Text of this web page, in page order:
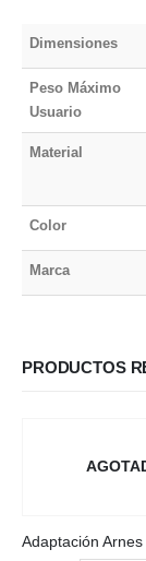
Dimensiones
Peso Máximo
Usuario
Material
Color
Marca
PRODUCTOS